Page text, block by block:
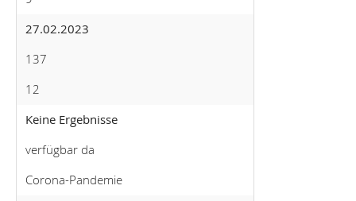
27.02.2023
137
12
Keine Ergebnisse
verfügbar da
Corona-Pandemie